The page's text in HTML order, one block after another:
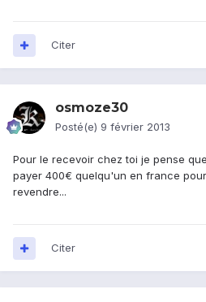
Citer
osmoze30
Posté(e) 9 février 2013
Pour le recevoir chez toi je pense
payer 400€ quelqu'un en france
revendre...
Citer